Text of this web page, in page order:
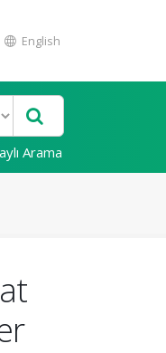
English
Arama